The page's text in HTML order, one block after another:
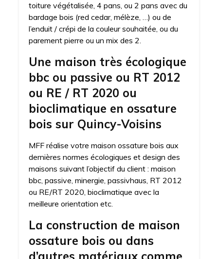
toiture végétalisée, 4 pans, ou 2 pans avec du
bardage bois (red cedar, mélèze, …) ou de
l’enduit / crépi de la couleur souhaitée, ou du
parement pierre ou un mix des 2.
Une maison très écologique
bbc ou passive ou RT 2012
ou RE / RT 2020 ou
bioclimatique en ossature
bois sur Quincy-Voisins
MFF réalise votre maison ossature bois aux
dernières normes écologiques et design des
maisons suivant l’objectif du client : maison
bbc, passive, minergie, passivhaus, RT 2012
ou RE/RT 2020, bioclimatique avec la
meilleure orientation etc.
La construction de maison
ossature bois ou dans
d’autres matériaux comme